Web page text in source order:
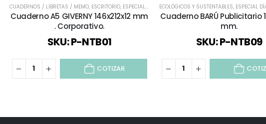
,TODOS
CUADERNOS / LIBRETAS / MEMO, ESCRITORIO, ESPECIAL DÍA DEL PROFESOR , TODOS,TODOS LOS
Cuaderno A5 GIVERNY 146x212x12 mm
. Corporativo.
SKU: P-NTB01
COTIZAR
ECOLÓGICOS Y SUSTENTABLES, ESPECIAL DÍA
Cuaderno BARÚ Publicitario
mm.
SKU: P-NTB09